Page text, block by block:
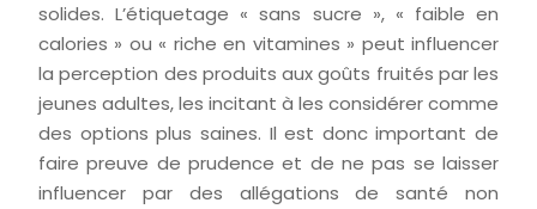
solides. L’étiquetage « sans sucre », « faible en
calories » ou « riche en vitamines » peut influencer
la perception des produits aux goûts fruités par les
jeunes adultes, les incitant à les considérer comme
des options plus saines. Il est donc important de
faire preuve de prudence et de ne pas se laisser
influencer par des allégations de santé non